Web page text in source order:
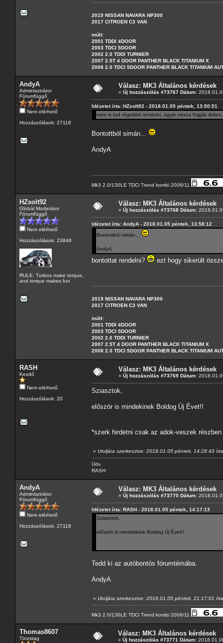
2019 NISSAN NAVARA NP300
2017 CITROEN C3 VAN
múlt:
2001 TDDI 4DOOR
2003 TDCI 5DOOR
2002 2.0 TDDI TURNIER
2007 2.5T 4 DOOR PANTHER BLACK TITANIUM X
2008 2.0 TDCI 5DOOR PANTHER BLACK TITANIUM
AndyA
Adminisztrátor
Fórumfüggő
Nem elérhető
Hozzászólások: 27118
Válasz: MK3 Általános kérdések
« Új hozzászólás #73767 Dátum:
Idézetet írta: HZsolt92 - 2018.01.05 péntek, 13:50:51
nem is tud régebbit rendelni, úgyis vissza fogják
Bontottból simán...
AndyA
Mk3 2.0/130LE TDCi Trend kombi 2006/11
HZsolt92
Globál Moderátor
Fórumfüggő
Nem elérhető
Hozzászólások: 23848
RULE: Turbos make torque,
and torque makes fun
Válasz: MK3 Általános kérdések
« Új hozzászólás #73768 Dátum:
Idézetet írta: AndyA - 2018.01.05 péntek, 13:58:12
Bontottból simán...
AndyA
bontottat rendelni? ezt hogy sikerült
2019 NISSAN NAVARA NP300
2017 CITROEN C3 VAN
múlt:
2001 TDDI 4DOOR
2003 TDCI 5DOOR
2002 2.0 TDDI TURNIER
2007 2.5T 4 DOOR PANTHER BLACK TITANIUM X
2008 2.0 TDCI 5DOOR PANTHER BLACK TITANIUM
RASH
Kezdő
Nem elérhető
Hozzászólások: 20
Válasz: MK3 Általános kérdések
« Új hozzászólás #73769 Dátum:
Sziasztok,
először is mindekinek Boldog Új Évet!!
*szerk hirdetni csak az adok-veszek részben
« Utoljára szerkesztve: 2018.01.05 péntek, 14:28:43
Üdv.
RASH
AndyA
Adminisztrátor
Fórumfüggő
Nem elérhető
Hozzászólások: 27118
Válasz: MK3 Általános kérdések
« Új hozzászólás #73770 Dátum:
Idézetet írta: RASH - 2018.01.05 péntek, 14:17:13
Sziasztok,
először is mindekinek Boldog Új Évet!!
Tedd ki az autóbontós fórumtémába.
AndyA
« Utoljára szerkesztve: 2018.01.05 péntek, 21:17:01
Mk3 2.0/130LE TDCi Trend kombi 2006/11
Thomas8607
Törzstag
Válasz: MK3 Általános kérdések
« Új hozzászólás #73771 Dátum: